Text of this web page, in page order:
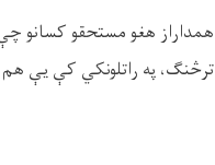
همداراز هغو مستحقو کسانو
ترڅنګ، په راتلونکي کې یې هم